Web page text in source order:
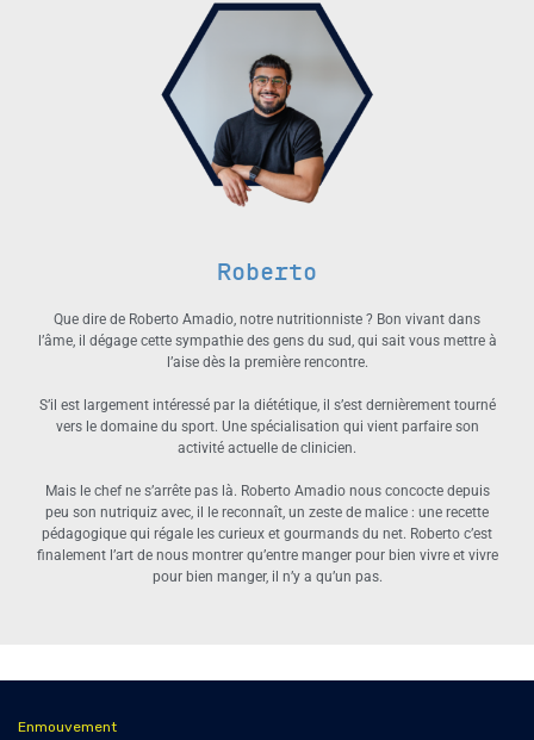
Roberto
Que dire de Roberto Amadio, notre nutritionniste ? Bon vivant dans
l’âme, il dégage cette sympathie des gens du sud, qui sait vous mettre à
l’aise dès la première rencontre.
S’il est largement intéressé par la diététique, il s’est dernièrement tourné
vers le domaine du sport. Une spécialisation qui vient parfaire son
activité actuelle de clinicien.
Mais le chef ne s’arrête pas là. Roberto Amadio nous concocte depuis
peu son nutriquiz avec, il le reconnaît, un zeste de malice : une recette
pédagogique qui régale les curieux et gourmands du net. Roberto c’est
finalement l’art de nous montrer qu’entre manger pour bien vivre et vivre
pour bien manger, il n’y a qu’un pas.
Enmouvement